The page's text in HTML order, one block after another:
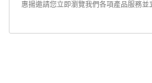
惠揚邀請您立即瀏覽我們各項產品服務並